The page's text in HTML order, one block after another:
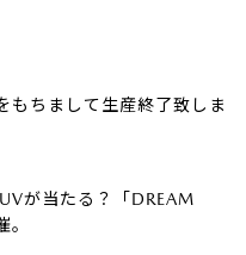
ちまして生産終了致しま
が当たる？「DREAM